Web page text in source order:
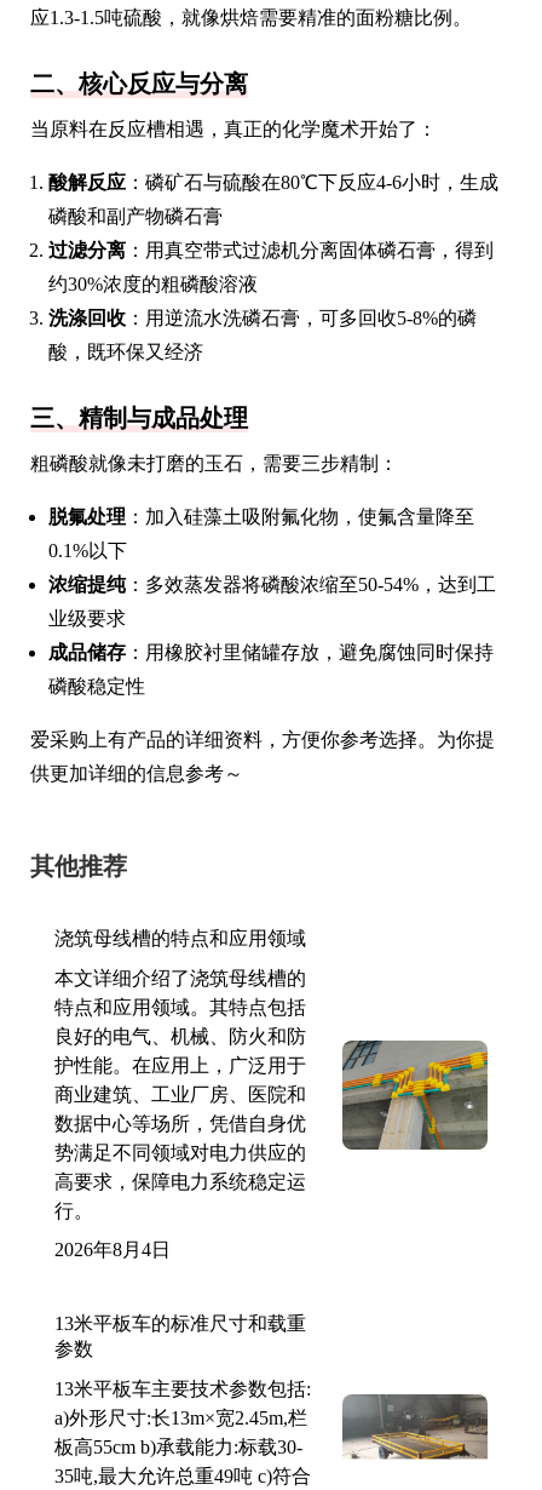
应1.3-1.5吨硫酸，就像烘焙需要精准的面粉糖比例。
二、核心反应与分离
当原料在反应槽相遇，真正的化学魔术开始了：
酸解反应 ：磷矿石与硫酸在80℃下反应4-6小时，生成
磷酸和副产物磷石膏
过滤分离 ：用真空带式过滤机分离固体磷石膏，得到
约30%浓度的粗磷酸溶液
洗涤回收 ：用逆流水洗磷石膏，可多回收5-8%的磷
酸，既环保又经济
三、精制与成品处理
粗磷酸就像未打磨的玉石，需要三步精制：
脱氟处理 ：加入硅藻土吸附氟化物，使氟含量降至
0.1%以下
浓缩提纯：多效蒸发器将磷酸浓缩至50-54%，达到工
业级要求
成品储存 ：用橡胶衬里储罐存放，避免腐蚀同时保持
磷酸稳定性
爱采购上有产品的详细资料，方便你参考选择。为你提
供更加详细的信息参考～
其他推荐
浇筑母线槽的特点和应用领域
本文详细介绍了浇筑母线槽的
特点和应用领域。其特点包括
良好的电气、机械、防火和防
护性能。在应用上，广泛用于
商业建筑、工业厂房、医院和
数据中心等场所，凭借自身优
势满足不同领域对电力供应的
高要求，保障电力系统稳定运
行。
2026年8月4日
13米平板车的标准尺寸和载重
参数
13米平板车主要技术参数包括:
a)外形尺寸:长13m×宽2.45m,栏
板高55cm b)承载能力:标载30-
35吨,最大允许总重49吨 c)符合